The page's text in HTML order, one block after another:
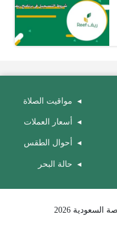
مواقيت الصلاة
أسعار العملات
أحوال الطقس
حالة البحر
2026